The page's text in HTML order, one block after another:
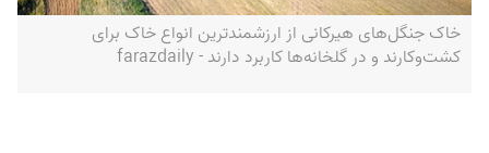
خاک جنگل‌های هیرکانی از ارزشمندترین انواع خاک برای
کشت‌وکارند و در گلخانه‌‌ها کاربرد دارند - farazdaily